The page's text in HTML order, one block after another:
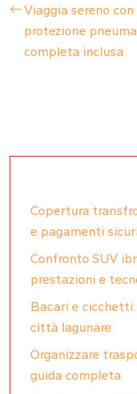
Viaggia sereno con
protezione
completa inclusa
Copertura
e pagamenti
Confronto SUV
prestazioni e
Bacari e
città lagunare
Organizzare
guida completa